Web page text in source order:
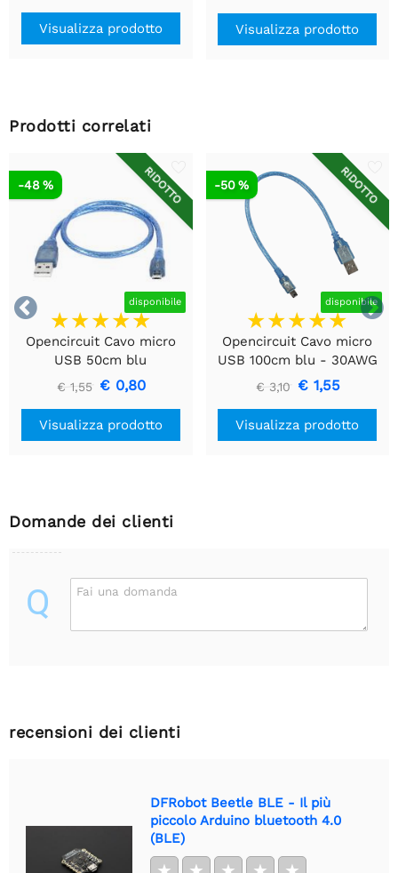
Visualizza prodotto Visualizza prodotto
Prodotti correlati


RIDOTTO
disponibile
-48 %
Opencircuit Cavo micro
USB 50cm blu
€ 1,55 € 0,80
Visualizza prodotto
RIDOTTO
disponibile
-50 %
Opencircuit Cavo micro
USB 100cm blu - 30AWG
€ 3,10 € 1,55
Visualizza prodotto
Domande dei clienti
Q Fai una domanda
recensioni dei clienti
DFRobot Beetle BLE - Il più
piccolo Arduino bluetooth 4.0
(BLE)